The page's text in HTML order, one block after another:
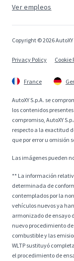
Ver empleos
Copyright © 2026
Privacy Policy Cookie
France
AutoXY S.p.A. se
los contenidos
compromiso, AutoXY
respecto a la exactitud
que por error u omisión
Las imágenes pueden
** La información
determinada de
contemplados por la
vehículos nuevos ya
armonizado de ensayo
nuevo procedimiento
combustible y las
WLTP sustituyó
el procedimiento de